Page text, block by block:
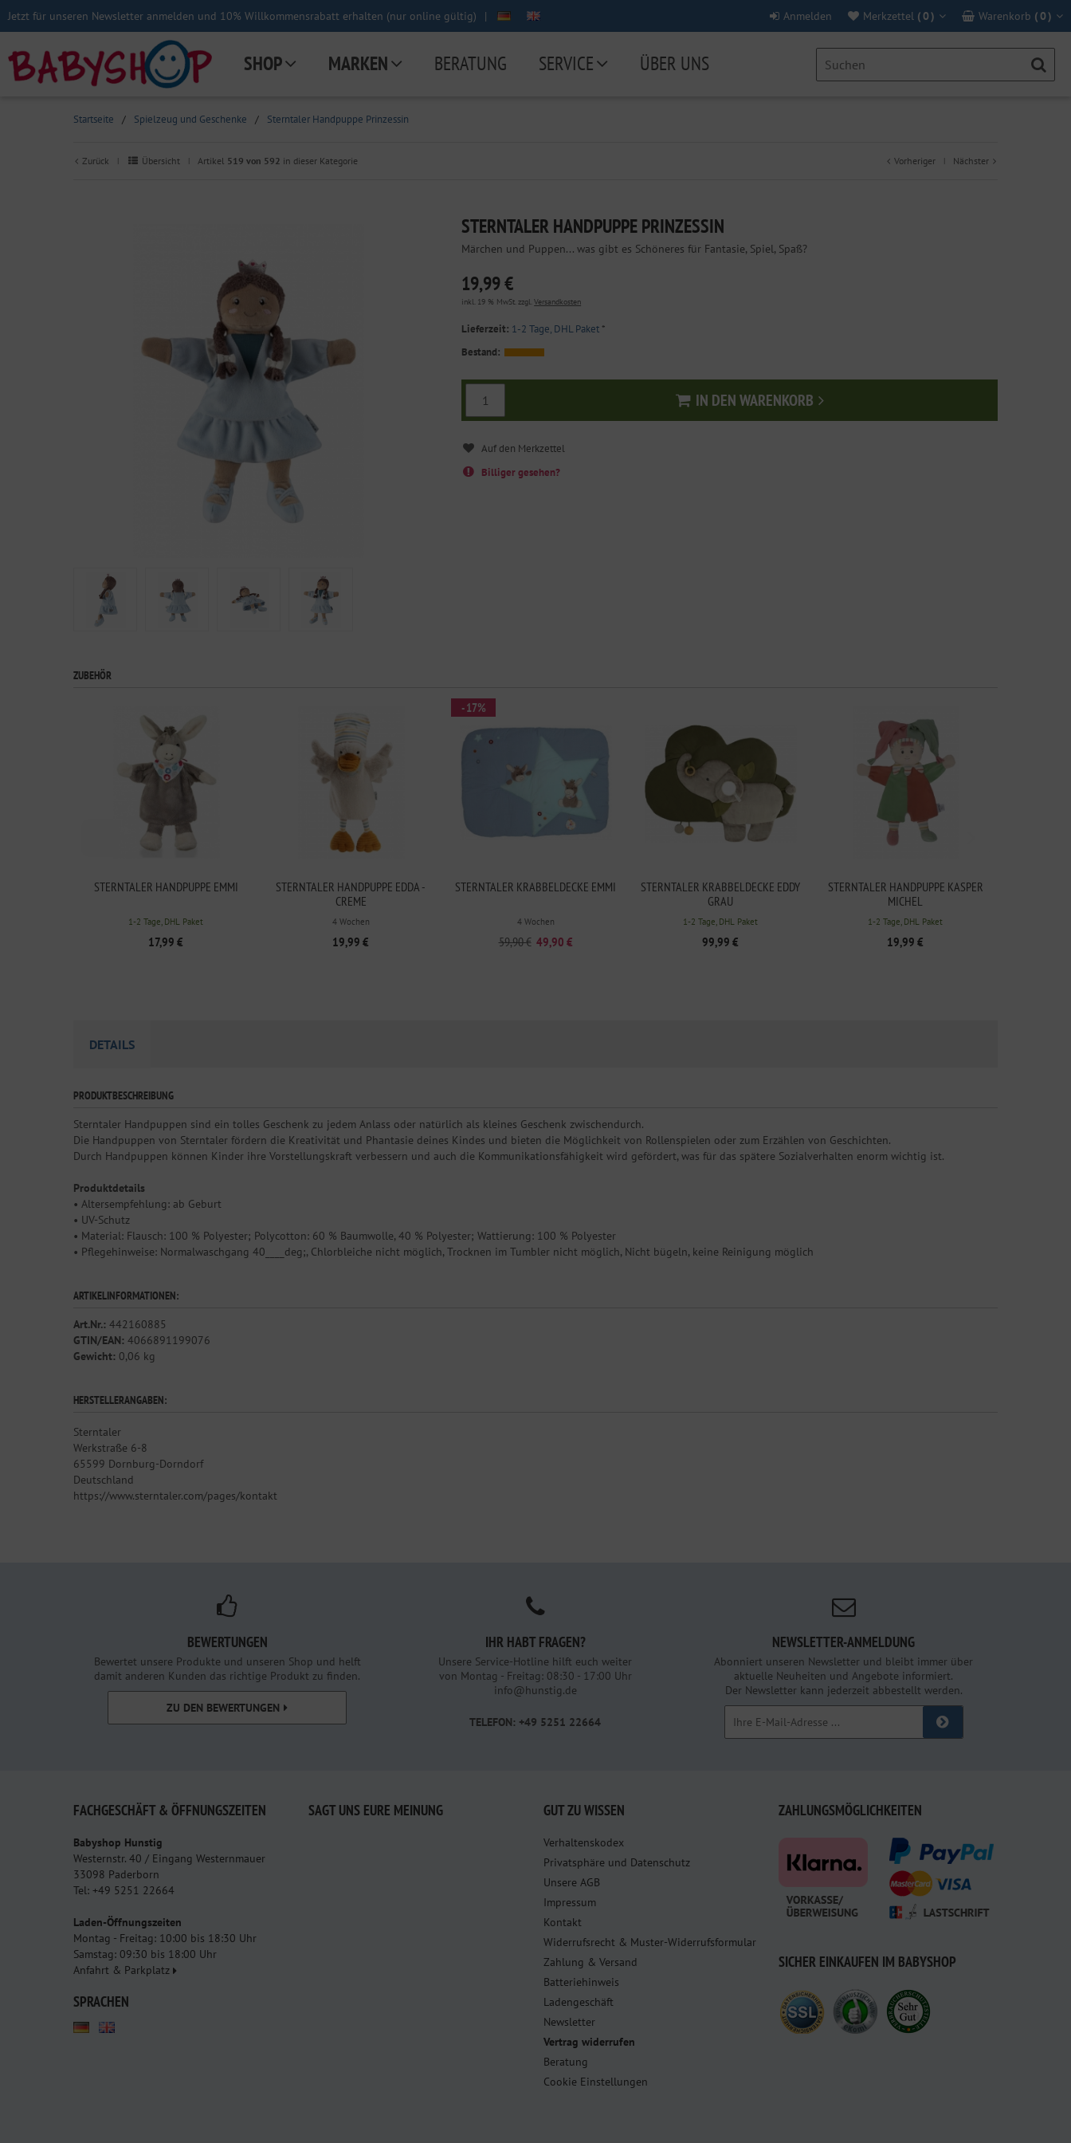
Jetzt für unseren Newsletter anmelden und 10% Willkommensrabatt erhalten (nur online gültig) | Warenkorb (0 )
Merkzettel (0 )
Anmelden
SHOP MARKEN BERATUNG SERVICE ÜBER UNS
Startseite / Spielzeug und Geschenke / Sterntaler Handpuppe Prinzessin
Zurück | Übersicht | Artikel 519 von 592 in dieser Kategorie Vorheriger | Nächster
STERNTALER HANDPUPPE PRINZESSIN
Märchen und Puppen... was gibt es Schöneres für Fantasie, Spiel, Spaß?
19,99 €
inkl. 19 % MwSt. zzgl.Versandkosten
Lieferzeit: 1-2 Tage, DHL Paket*
Bestand:
IN DEN WARENKORB
In den Warenkorb
Billiger gesehen?
ZUBEHÖR
STERNTALER HANDPUPPE EMMI
1-2 Tage, DHL Paket
17,99 €
STERNTALER HANDPUPPE EDDA -
CREME
4 Wochen
19,99 €
STERNTALER KRABBELDECKE EMMI
4 Wochen
59,90 € 49,90 €
- 17%
STERNTALER KRABBELDECKE EDDY
GRAU
1-2 Tage, DHL Paket
99,99 €
STERNTALER HANDPUPPE KASPER
MICHEL
1-2 Tage, DHL Paket
19,99 €
DETAILS
PRODUKTBESCHREIBUNG
Sterntaler Handpuppen sind ein tolles Geschenk zu jedem Anlass oder natürlich als kleines Geschenk zwischendurch.
Die Handpuppen von Sterntaler fördern die Kreativität und Phantasie deines Kindes und bieten die Möglichkeit von Rollenspielen oder zum Erzählen von Geschichten.
Durch Handpuppen können Kinder ihre Vorstellungskraft verbessern und auch die Kommunikationsfähigkeit wird gefördert, was für das spätere Sozialverhalten enorm wichtig ist.
Produktdetails
• Altersempfehlung: ab Geburt
• UV-Schutz
• Material: Flausch: 100 % Polyester; Polycotton: 60 % Baumwolle, 40 % Polyester; Wattierung: 100 % Polyester
• Pflegehinweise: Normalwaschgang 40____deg;, Chlorbleiche nicht möglich, Trocknen im Tumbler nicht möglich, Nicht bügeln, keine Reinigung möglich
ARTIKELINFORMATIONEN:
Art.Nr.: 442160885
GTIN/EAN: 4066891199076
Gewicht: 0,06 kg
HERSTELLERANGABEN:
Sterntaler
Werkstraße 6-8
65599 Dornburg-Dorndorf
Deutschland
https://www.sterntaler.com/pages/kontakt
BEWERTUNGEN
Bewertet unsere Produkte und unseren Shop und helft
damit anderen Kunden das richtige Produkt zu finden.
ZU DEN BEWERTUNGEN
IHR HABT FRAGEN?
Unsere Service-Hotline hilft euch weiter
von Montag - Freitag: 08:30 - 17:00 Uhr
info@hunstig.de
TELEFON: +49 5251 22664
NEWSLETTER-ANMELDUNG
Abonniert unseren Newsletter und bleibt immer über
aktuelle Neuheiten und Angebote informiert.
Der Newsletter kann jederzeit abbestellt werden.
FACHGESCHÄFT & ÖFFNUNGSZEITEN
Babyshop Hunstig
Westernstr. 40 / Eingang Westernmauer
33098 Paderborn
Tel: +49 5251 22664
Laden-Öffnungszeiten
Montag - Freitag: 10:00 bis 18:30 Uhr
Samstag: 09:30 bis 18:00 Uhr
Anfahrt & Parkplatz
SPRACHEN
SAGT UNS EURE MEINUNG GUT ZU WISSEN
Verhaltenskodex
Privatsphäre und Datenschutz
Unsere AGB
Impressum
Kontakt
Widerrufsrecht & Muster-Widerrufsformular
Zahlung & Versand
Batteriehinweis
Ladengeschäft
Newsletter
Vertrag widerrufen
Beratung
Cookie Einstellungen
ZAHLUNGSMÖGLICHKEITEN
SICHER EINKAUFEN IM BABYSHOP